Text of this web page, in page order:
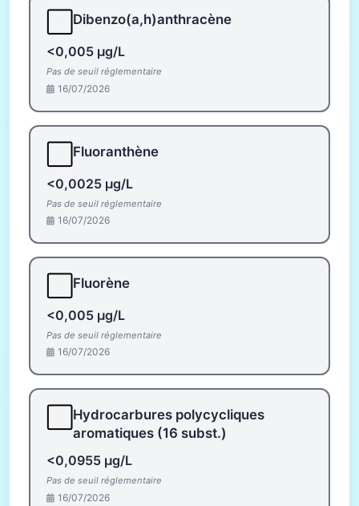
Dibenzo(a,h)anthracène
<0,005 µg/L
Pas de seuil réglementaire
16/07/2026
Fluoranthène
<0,0025 µg/L
Pas de seuil réglementaire
16/07/2026
Fluorène
<0,005 µg/L
Pas de seuil réglementaire
16/07/2026
Hydrocarbures polycycliques
aromatiques (16 subst.)
<0,0955 µg/L
Pas de seuil réglementaire
16/07/2026